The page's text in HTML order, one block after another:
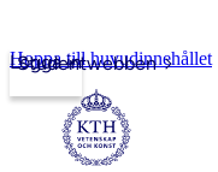
Studentwebben
Logga in
Hoppa till huvudinnehållet